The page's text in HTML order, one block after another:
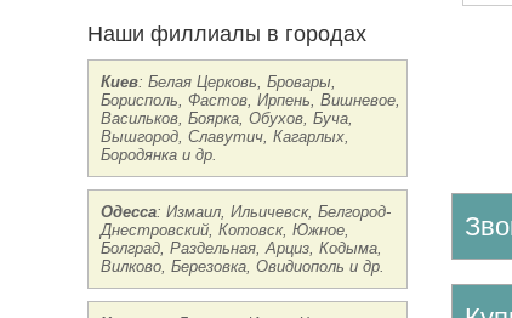
Наши филлиалы в городах
Киев: Белая Церковь, Бровары,
Борисполь, Фастов, Ирпень, Вишневое,
Васильков, Боярка, Обухов, Буча,
Вышгород, Славутич, Кагарлых,
Бородянка и др.
Одесса: Измаил, Ильичевск, Белгород-
Днестровский, Котовск, Южное,
Болград, Раздельная, Арциз, Кодыма,
Вилково, Березовка, Овидиополь и др.